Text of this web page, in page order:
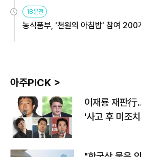
원
18분전
농식품부, '천원의 아침밥' 참여 200
아주PICK >
이재룡 재판行
'사고 후 미조